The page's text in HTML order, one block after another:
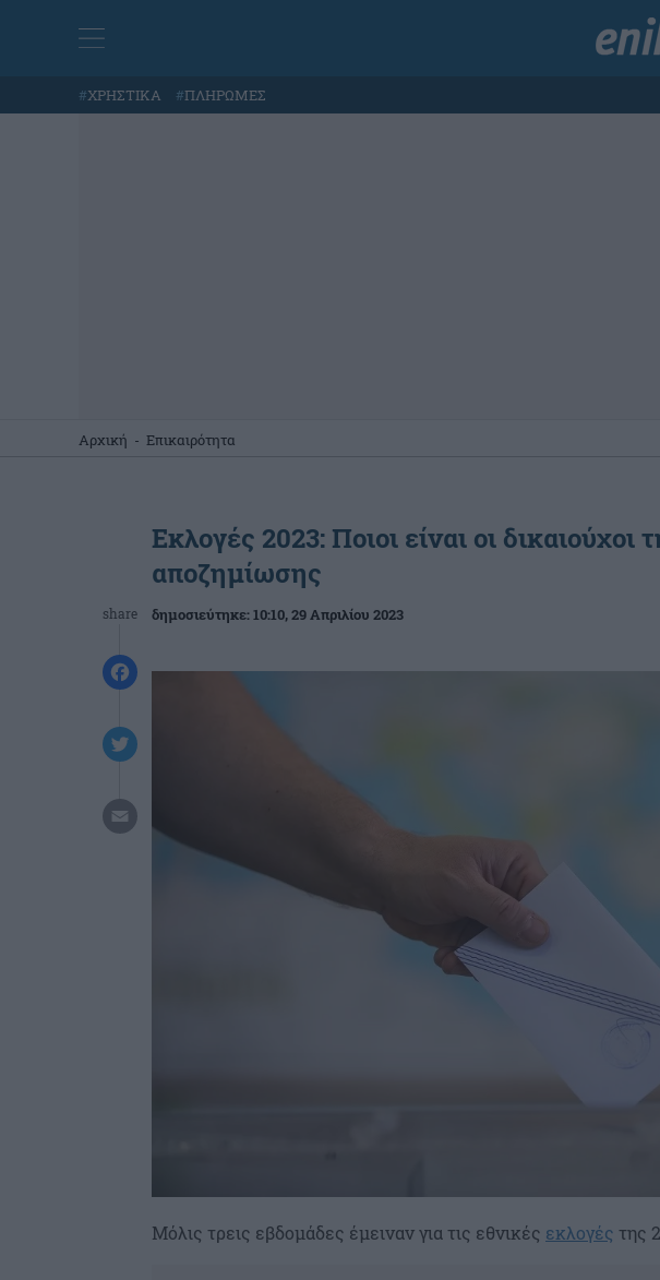
#ΧΡΗΣΤΙΚΑ #ΠΛΗΡΩΜΕΣ
Αρχική - Επικαιρότητα
share
Εκλογές 2023: Ποιοι είναι οι δικαιούχοι
αποζημίωσης
δημοσιεύτηκε:10:10, 29 Απριλίου 2023
Μόλις τρεις εβδομάδες έμειναν για τις εθνικές εκλογές της